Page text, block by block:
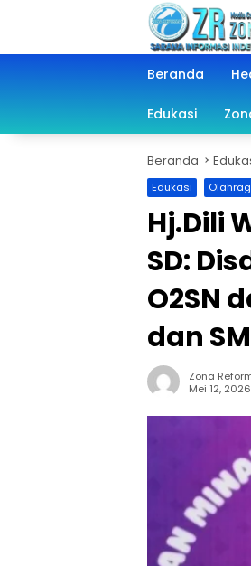
Beranda
Edukasi
Beranda
Edukasi
Hj.Dili
SD:
O2SN
dan
Zona
Mei 12, 2026